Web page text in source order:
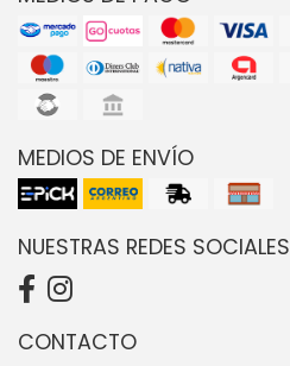
MEDIOS DE ENVÍO
NUESTRAS REDES SOCIALES
CONTACTO